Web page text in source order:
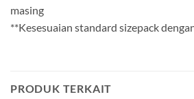
masing
**Kesesuaian standard sizepack
PRODUK TERKAIT